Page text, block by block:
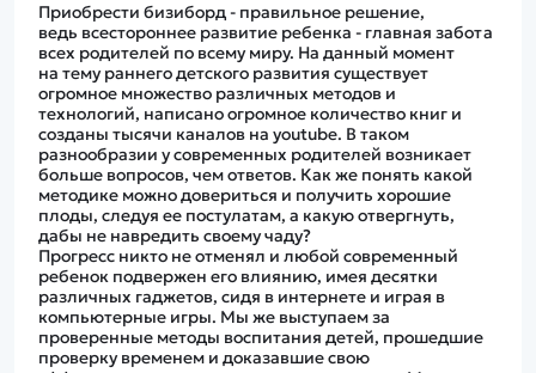
Приобрести бизиборд - правильное решение,
ведь всестороннее развитие ребенка - главная забота
всех родителей по всему миру. На данный момент
на тему раннего детского развития существует
огромное множество различных методов и
технологий, написано огромное количество книг и
созданы тысячи каналов на youtube. В таком
разнообразии у современных родителей возникает
больше вопросов, чем ответов. Как же понять какой
методике можно довериться и получить хорошие
плоды, следуя ее постулатам, а какую отвергнуть,
дабы не навредить своему чаду?
Прогресс никто не отменял и любой современный
ребенок подвержен его влиянию, имея десятки
различных гаджетов, сидя в интернете и играя в
компьютерные игры. Мы же выступаем за
проверенные методы воспитания детей, прошедшие
проверку временем и доказавшие свою